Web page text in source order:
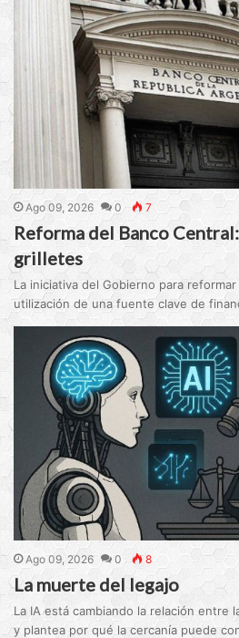
Ago 09, 2026 0 7
Reforma del Banco
grilletes
La iniciativa del Gobierno para
utilización de una fuente clave de
Ago 09, 2026 0 8
La muerte del legajo
La IA está cambiando la relación entre
y plantea por qué la cercanía puede